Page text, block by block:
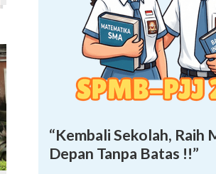
“Kembali Sekolah, Raih
Depan Tanpa Batas !!”